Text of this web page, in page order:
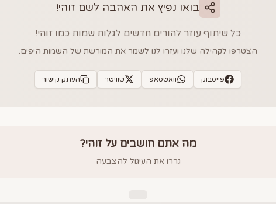
בואו נפיץ את האהבה לשם זוהי!
כל שיתוף עוזר להורים חדשים לגלות שמות כמו זוהי!
הצטרפו לקהילה שלנו ועזרו לנו לשמר את המורשת של השמות היפים.
פייסבוק וואטסאפ טוויטר העתק קישור
מה אתם חושבים עלזוהי?
גררו את העיגול להצבעה